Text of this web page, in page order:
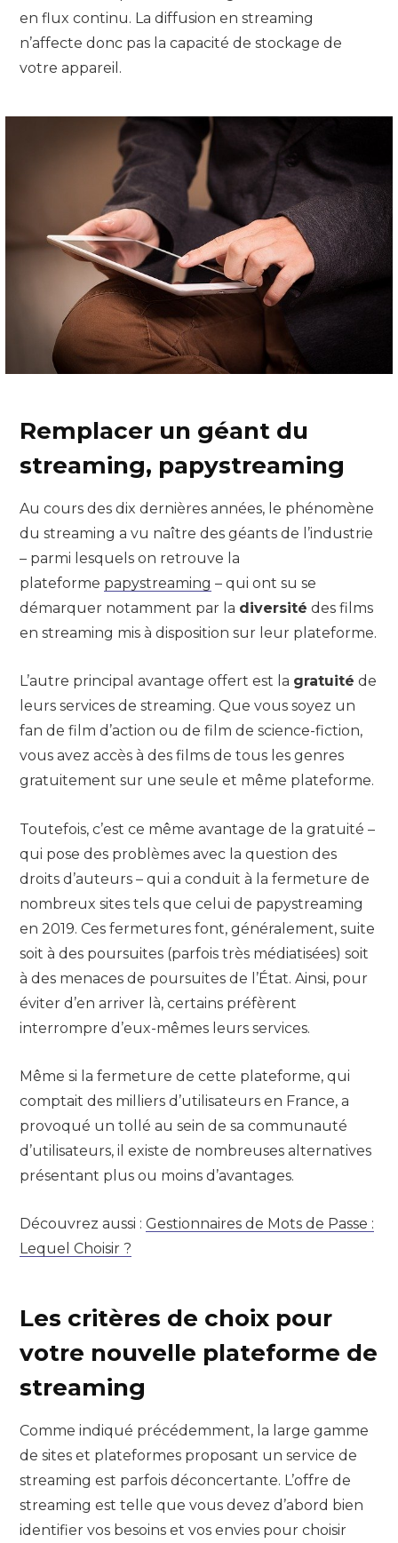
en flux continu. La diffusion en streaming
n’affecte donc pas la capacité de stockage de
votre appareil.
Remplacer un géant du
streaming, papystreaming
Au cours des dix dernières années, le phénomène
du streaming a vu naître des géants de l’industrie
– parmi lesquels on retrouve la
plateforme papystreaming – qui ont su se
démarquer notamment par la diversité des films
en streaming mis à disposition sur leur plateforme.
L’autre principal avantage offert est la gratuité de
leurs services de streaming. Que vous soyez un
fan de film d’action ou de film de science-fiction,
vous avez accès à des films de tous les genres
gratuitement sur une seule et même plateforme.
Toutefois, c’est ce même avantage de la gratuité –
qui pose des problèmes avec la question des
droits d’auteurs – qui a conduit à la fermeture de
nombreux sites tels que celui de papystreaming
en 2019. Ces fermetures font, généralement, suite
soit à des poursuites (parfois très médiatisées) soit
à des menaces de poursuites de l’État. Ainsi, pour
éviter d’en arriver là, certains préfèrent
interrompre d’eux-mêmes leurs services.
Même si la fermeture de cette plateforme, qui
comptait des milliers d’utilisateurs en France, a
provoqué un tollé au sein de sa communauté
d’utilisateurs, il existe de nombreuses alternatives
présentant plus ou moins d’avantages.
Découvrez aussi : Gestionnaires de Mots de Passe :
Lequel Choisir ?
Les critères de choix pour
votre nouvelle plateforme de
streaming
Comme indiqué précédemment, la large gamme
de sites et plateformes proposant un service de
streaming est parfois déconcertante. L’offre de
streaming est telle que vous devez d’abord bien
identifier vos besoins et vos envies pour choisir